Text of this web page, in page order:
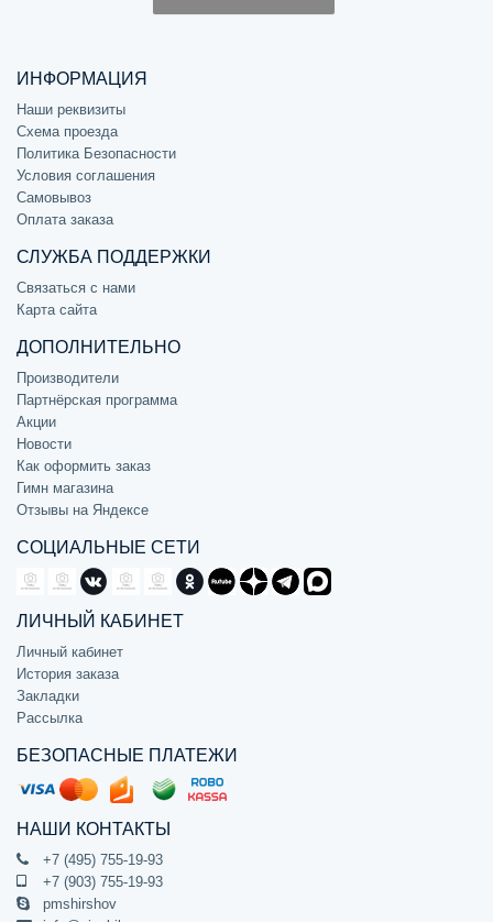
ИНФОРМАЦИЯ
Наши реквизиты
Схема проезда
Политика Безопасности
Условия соглашения
Самовывоз
Оплата заказа
СЛУЖБА ПОДДЕРЖКИ
Связаться с нами
Карта сайта
ДОПОЛНИТЕЛЬНО
Производители
Партнёрская программа
Акции
Новости
Как оформить заказ
Гимн магазина
Отзывы на Яндексе
СОЦИАЛЬНЫЕ СЕТИ
ЛИЧНЫЙ КАБИНЕТ
Личный кабинет
История заказа
Закладки
Рассылка
БЕЗОПАСНЫЕ ПЛАТЕЖИ
НАШИ КОНТАКТЫ
+7 (495) 755-19-93
+7 (903) 755-19-93
pmshirshov